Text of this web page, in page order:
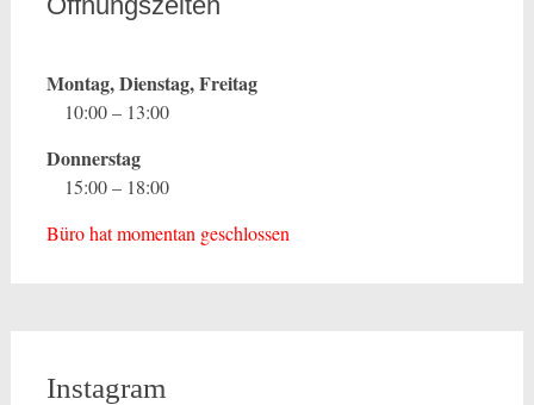
Montag, Dienstag, Freitag
10:00 – 13:00
Donnerstag
15:00 – 18:00
Büro hat momentan geschlossen
Instagram